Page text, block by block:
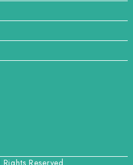
Reserved.